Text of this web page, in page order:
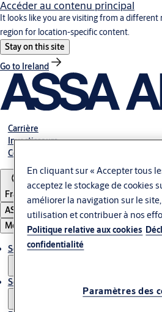
Accéder au contenu principal
It looks like you are visiting from a different
region for location-specific content.
Stay on this site
Go to Ireland
Carrière
Investisseurs
Contactez-nous
France
ASSA ABLOY Group
Menu
Solutions
Service
En cliquant sur « Accepter tous
acceptez le stockage de cookies
améliorer la navigation sur le
utilisation et contribuer à nos
Politique relative aux cookies
confidentialité
Paramètres des